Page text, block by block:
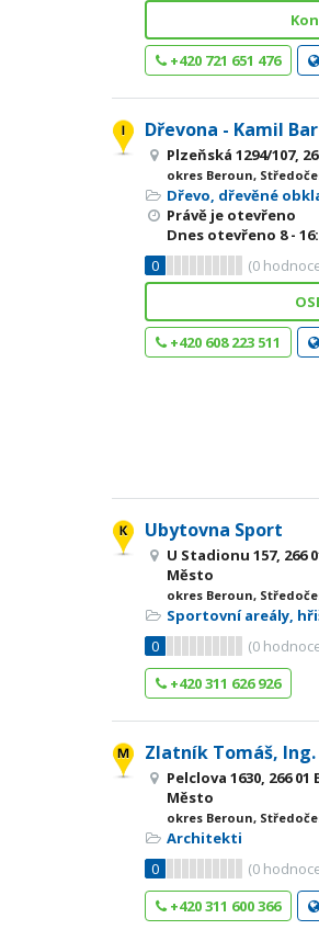
+420 721 651 476
Dřevona - Kamil
Plzeňská 1294/107,
okres Beroun,
Dřevo, dřevěné
Právě je otevřeno
Dnes otevřeno 8 -
0
(0
+420 608 223 511
Ubytovna Sport
U Stadionu 157, 266
Město
okres Beroun,
Sportovní areály,
0
(0
+420 311 626 926
Zlatník Tomáš, Ing.
Pelclova 1630, 266
Město
okres Beroun,
Architekti
0
(0
+420 311 600 366